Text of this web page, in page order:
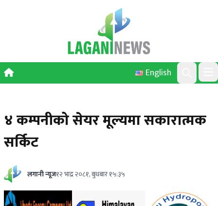
English
Search
४ कम्पनीको सेयर मूल्यमा सकारात्मक
सर्किट
लगानी न्यूज१२ भाद्र २०८१, बुधबार १५:३५